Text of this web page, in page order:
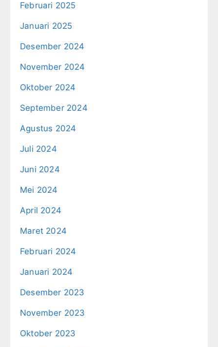
Februari 2025
Januari 2025
Desember 2024
November 2024
Oktober 2024
September 2024
Agustus 2024
Juli 2024
Juni 2024
Mei 2024
April 2024
Maret 2024
Februari 2024
Januari 2024
Desember 2023
November 2023
Oktober 2023